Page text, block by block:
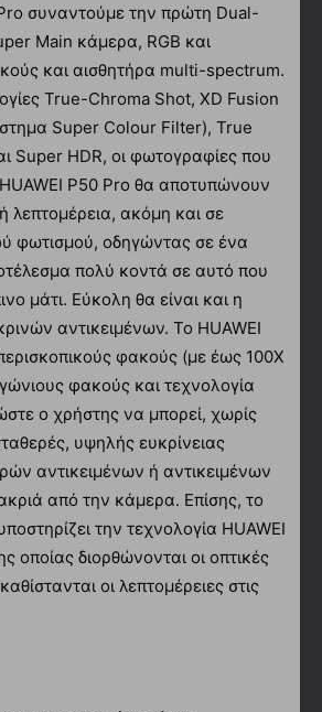
συναντούμε την πρώτη Dual-
Main κάμερα, RGB και
και αισθητήρα multi-spectrum.
True-Chroma Shot, XD Fusion
Super Colour Filter), True
Super HDR, οι φωτογραφίες που
P50 Pro θα αποτυπώνουν
λεπτομέρεια, ακόμη και σε
φωτισμού, οδηγώντας σε ένα
πολύ κοντά σε αυτό που
μάτι. Εύκολη θα είναι και η
αντικειμένων. Το HUAWEI
φακούς (με έως 100Χ
φακούς και τεχνολογία
ο χρήστης να μπορεί, χωρίς
υψηλής ευκρίνειας
αντικειμένων ή αντικειμένων
από την κάμερα. Επίσης, το
την τεχνολογία HUAWEI
οποίας διορθώνονται οι οπτικές
οι λεπτομέρειες στις